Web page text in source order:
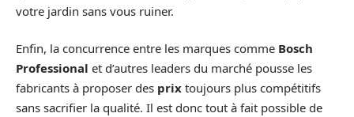
votre jardin sans vous ruiner.
Enfin, la concurrence entre les marques comme Bosch
Professional et d’autres leaders du marché pousse les
fabricants à proposer des prix toujours plus compétitifs
sans sacrifier la qualité. Il est donc tout à fait possible de